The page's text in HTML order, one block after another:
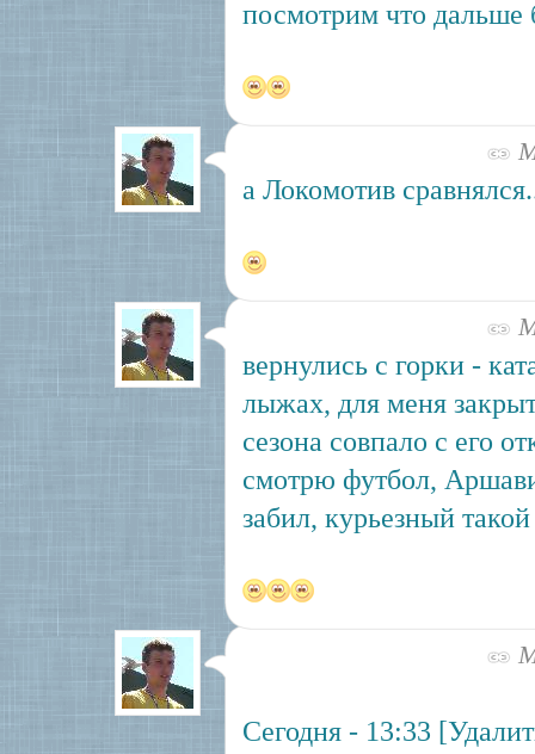
посмотрим что дальше
а Локомотив
вернулись с горки -
лыжах, для меня
сезона совпало с его
смотрю футбол,
забил, курьезный такой
Сегодня - 13:33